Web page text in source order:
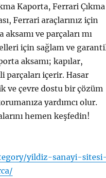
Kaporta, Ferrari Çıkma
Ferrari araçlarınız için
ve parçaları mı
için sağlam ve
aksamı; kapılar,
parçaları içerir. Hasar
ve çevre dostu bir çözüm
yardımcı olur.
hemen keşfedin!
yildiz-sanayi-